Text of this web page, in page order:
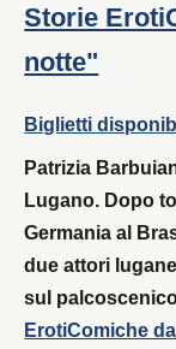
Storie
notte"
Biglietti
Patrizia
Lugano. Dopo
Germania al
due attori
sul
ErotiComiche